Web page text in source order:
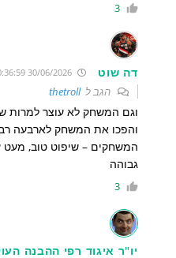
3
דה שוט
הגב לthetroll
וגם המשחק לא עוצר למרות
והפכו את המשחק לארבעה
המשחקים – שיפוט טוב, מעט
גבוהה
3
יו"ר איגוד רפי ההבנה